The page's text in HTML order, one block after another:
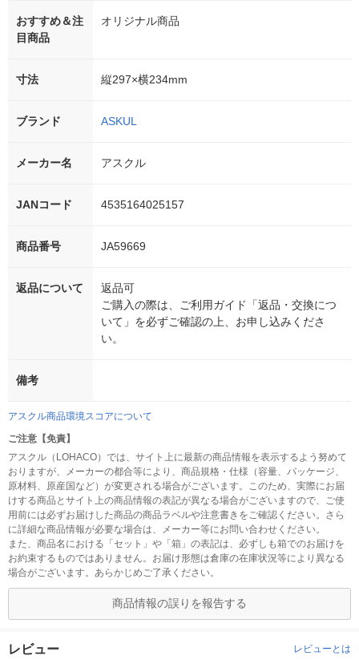
おすすめ＆注
目商品
オリジナル商品
寸法 縦297×横234mm
ブランド ASKUL
メーカー名 アスクル
JANコード 4535164025157
商品番号 JA59669
返品について
返品可
ご購入の際は、ご利用ガイド「返品・交換につ
いて」を必ずご確認の上、お申し込みくださ
い。
備考
アスクル商品環境スコアについて
ご注意【免責】
アスクル（LOHACO）では、サイト上に最新の商品情報を表示するよう努めて
おりますが、メーカーの都合等により、商品規格・仕様（容量、パッケージ、
原材料、原産国など）が変更される場合がございます。このため、実際にお届
けする商品とサイト上の商品情報の表記が異なる場合がございますので、ご使
用前には必ずお届けした商品の商品ラベルや注意書きをご確認ください。さら
に詳細な商品情報が必要な場合は、メーカー等にお問い合わせください。
また、商品名における「セット」や「箱」の表記は、必ずしも箱でのお届けを
お約束するものではありません。お届け形態は倉庫の在庫状況等により異なる
場合がございます。あらかじめご了承ください。
商品情報の誤りを報告する
レビュー レビューとは